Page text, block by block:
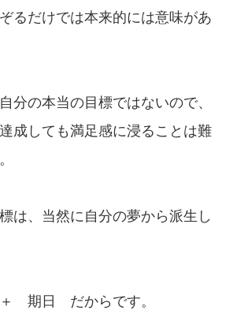
るだけでは本来的には意味があ
分の本当の目標ではないので、
成しても満足感に浸ることは難
は、当然に自分の夢から派生し
期日 だからです。